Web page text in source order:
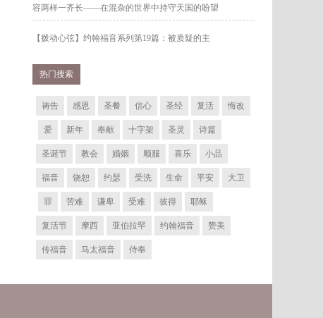
容两样一齐长——在混杂的世界中持守天国的盼望
【拨动心弦】约翰福音系列第19篇：被质疑的主
热门搜索
祷告 感恩 圣餐 信心 圣经 复活 悔改
爱 新年 奉献 十字架 圣灵 诗篇
圣诞节 教会 婚姻 顺服 喜乐 小品
福音 饶恕 约瑟 受洗 生命 平安 大卫
罪 苦难 谦卑 受难 彼得 耶稣
复活节 摩西 亚伯拉罕 约翰福音 赞美
传福音 马太福音 侍奉